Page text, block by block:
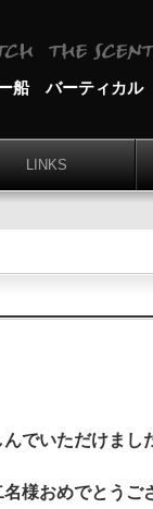
バーティカル
LINKS
んでいただけまし
様おめでとうご